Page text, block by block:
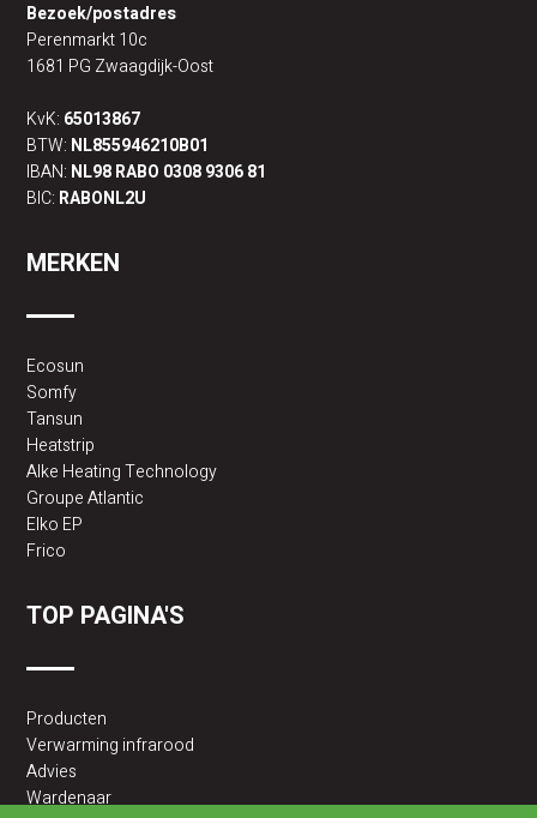
Bezoek/postadres
Perenmarkt 10c
1681 PG Zwaagdijk-Oost
KvK: 65013867
BTW: NL855946210B01
IBAN: NL98 RABO 0308 9306 81
BIC: RABONL2U
MERKEN
Ecosun
Somfy
Tansun
Heatstrip
Alke Heating Technology
Groupe Atlantic
Elko EP
Frico
TOP PAGINA'S
Producten
Verwarming infrarood
Advies
Wardenaar